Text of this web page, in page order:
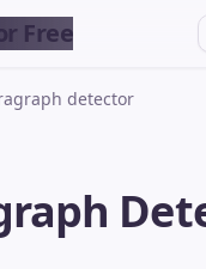
Free
detector